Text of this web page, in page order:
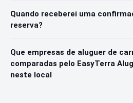
Quando receberei uma
reserva?
Que empresas de aluguer de
comparadas pelo EasyTerra
neste local